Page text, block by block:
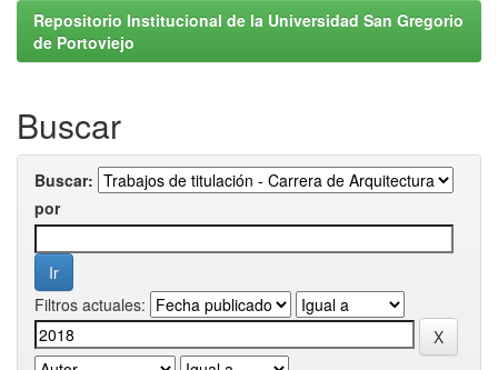
Repositorio Institucional de la Universidad San Gregorio
de Portoviejo
Buscar
Buscar:
por
Filtros actuales: